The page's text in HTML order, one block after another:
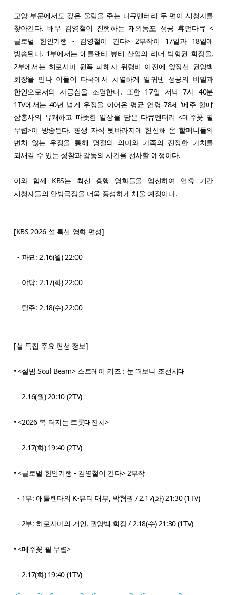
교양 부문에서도 깊은 울림을 주는 다큐멘터리 두 편이 시청자를
찾아간다. 배우 김영철이 진행하는 재외동포 성공 휴먼다큐 <
글로벌 한인기행 - 김영철이 간다> 2부작이 17일과 18일에
방송된다. 1부에서는 애틀랜타 뷰티 산업의 리더 박형권 회장을,
2부에서는 히로시마 원폭 피해자 위령비 이전에 앞장선 권양백
회장을 만나 이들이 타국에서 치열하게 일궈낸 성공의 비밀과
한인으로서의 자긍심을 조명한다. 또한 17일 저녁 7시 40분
1TV에서는 40년 넘게 우정을 이어온 평균 연령 78세 ‘메주 할매’
삼총사의 유쾌하고 따뜻한 일상을 담은 다큐멘터리 <메주꽃 필
무렵>이 방송된다. 평생 자식 뒷바라지에 헌신해 온 할머니들의
변치 않는 우정을 통해 명절의 의미와 가족의 진정한 가치를
되새길 수 있는 성찰과 감동의 시간을 선사할 예정이다.
이와 함께 KBS는 최신 흥행 영화들을 엄선하여 연휴 기간
시청자들의 안방극장을 더욱 풍성하게 채울 예정이다.
[KBS 2026 설 특선 영화 편성]
- 파묘: 2.16(월) 22:00
- 야당: 2.17(화) 22:00
- 탈주: 2.18(수) 22:00
[설 특집 주요 편성 정보]
• <설빔 Soul Beam> 스트레이 키즈 : 눈 떠보니 조선시대
- 2.16(월) 20:10 (2TV)
• <2026 복 터지는 트롯대잔치>
- 2.17(화) 19:40 (2TV)
• <글로벌 한인기행 - 김영철이 간다> 2부작
- 1부: 애틀랜타의 K-뷰티 대부, 박형권 / 2.17(화) 21:30 (1TV)
- 2부: 히로시마의 거인, 권양백 회장 / 2.18(수) 21:30 (1TV)
• <메주꽃 필 무렵>
- 2.17(화) 19:40 (1TV)